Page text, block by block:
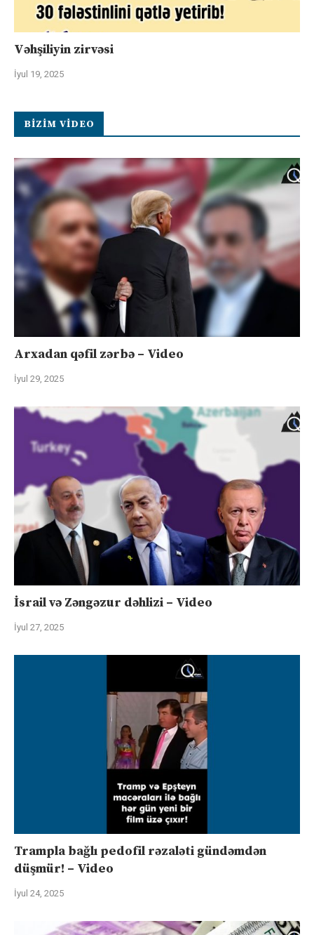
Vəhşiliyin zirvəsi
İyul 19, 2025
BIZIM VIDEO
Arxadan qəfil zərbə – Video
İyul 29, 2025
İsrail və Zəngəzur dəhlizi – Video
İyul 27, 2025
Trampla bağlı pedofil rəzaləti gündəmdən
düşmür! – Video
İyul 24, 2025